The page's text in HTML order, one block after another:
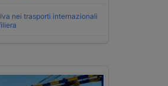
nei trasporti internazionali